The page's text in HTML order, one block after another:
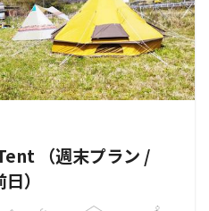
（週末プラン /
）